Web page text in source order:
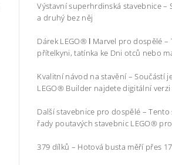
Výstavní superhrdinská stavebnice
a druhý bez něj
Dárek LEGO® ǀ Marvel pro dospělé
přítelkyni, tatínka ke Dni otců nebo
Kvalitní návod na stavění – Součástí
LEGO® Builder najdete digitální
Další stavebnice pro dospělé –
řady poutavých stavebnic LEGO®
379 dílků – Hotová busta měří přes